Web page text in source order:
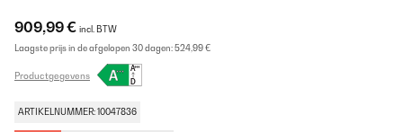
909,99 € incl. BTW
Laagste prijs in de afgelopen 30 dagen:524,99 €
Productgegevens
ARTIKELNUMMER: 10047836